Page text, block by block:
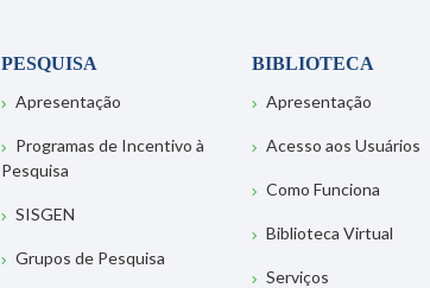
PESQUISA
Apresentação
Programas de Incentivo à
Pesquisa
SISGEN
Grupos de Pesquisa
BIBLIOTECA
Apresentação
Acesso aos Usuários
Como Funciona
Biblioteca Virtual
Serviços